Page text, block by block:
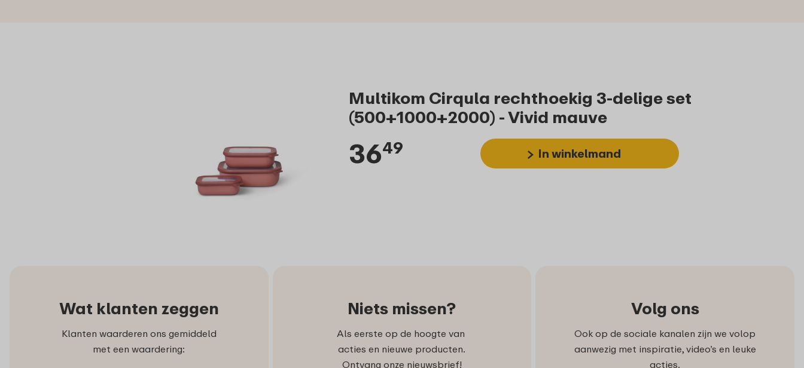
Multikom Cirqula rechthoekig 3-delige set
(500+1000+2000) - Vivid mauve
3649 In winkelmand
Wat klanten zeggen
Klanten waarderen ons gemiddeld
met een waardering:
Niets missen?
Als eerste op de hoogte van
acties en nieuwe producten.
Ontvang onze nieuwsbrief!
Volg ons
Ook op de sociale kanalen zijn we volop
aanwezig met inspiratie, video’s en leuke
acties.